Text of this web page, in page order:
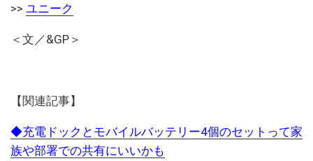
>> ユニーク
＜文／&GP＞
【関連記事】
◆充電ドックとモバイルバッテリー4個のセットって家
族や部署での共有にいいかも